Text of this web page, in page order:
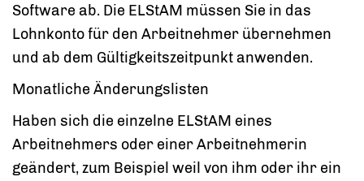
Software ab. Die ELStAM müssen Sie in das
Lohnkonto für den Arbeitnehmer übernehmen
und ab dem Gültigkeitszeitpunkt anwenden.
Monatliche Änderungslisten
Haben sich die einzelne ELStAM eines
Arbeitnehmers oder einer Arbeitnehmerin
geändert, zum Beispiel weil von ihm oder ihr ein